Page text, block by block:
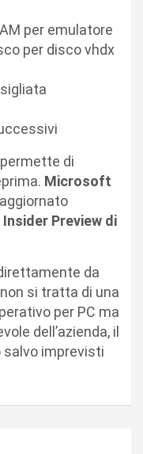
per emulatore
per disco vhdx
di
Microsoft
Insider Preview di
da
si tratta di una
per PC ma
dell’azienda, il
imprevisti